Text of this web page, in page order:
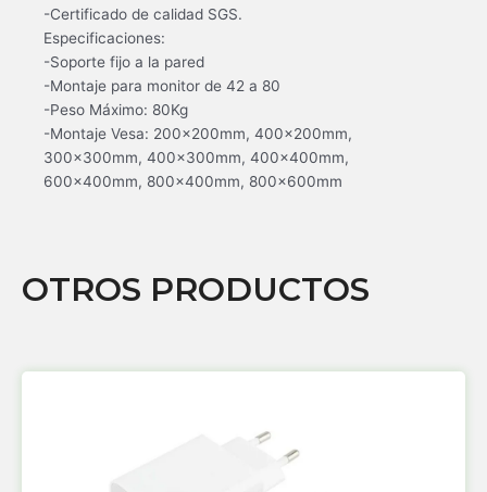
-Certificado de calidad SGS.
Especificaciones:
-Soporte fijo a la pared
-Montaje para monitor de 42 a 80
-Peso Máximo: 80Kg
-Montaje Vesa: 200x200mm, 400x200mm,
300x300mm, 400x300mm, 400x400mm,
600x400mm, 800x400mm, 800x600mm
OTROS PRODUCTOS